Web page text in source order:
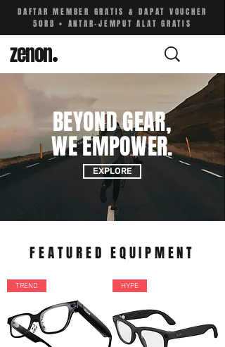
DAFTAR MEMBER GRATIS & DAPAT VOUCHER
50RB • ANTAR-JEMPUT ALAT GRATIS
zenon.
BEYOND GEAR,
WE EMPOWER.
EXPLORE
FEATURED EQUIPMENT
TREND HYPE